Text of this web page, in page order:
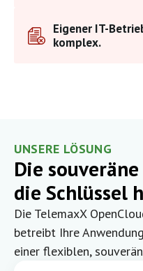
Eigener IT-
komplex.
UNSERE LÖSUNG
Die
die Schlüssel
Die TelemaxX
betreibt Ihre
einer flexiblen,